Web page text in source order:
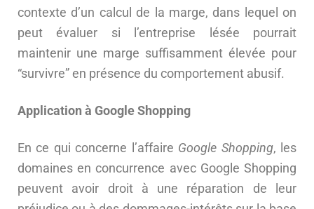
contexte d’un calcul de la marge, dans lequel on
peut évaluer si l’entreprise lésée pourrait
maintenir une marge suffisamment élevée pour
“survivre” en présence du comportement abusif.
Application à Google Shopping
En ce qui concerne l’affaire Google Shopping, les
domaines en concurrence avec Google Shopping
peuvent avoir droit à une réparation de leur